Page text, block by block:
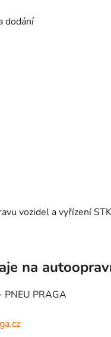
dodání
vozidel a vyřízení STK
na
PNEU PRAGA